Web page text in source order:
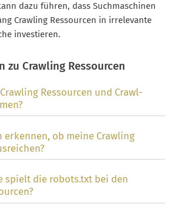
dazu führen, dass Suchmaschinen
Crawling Ressourcen in irrelevante
investieren.
zu Crawling Ressourcen
Ressourcen und Crawl-
erkennen, ob meine Crawling
spielt die robots.txt bei den